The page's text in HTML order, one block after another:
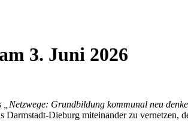
3. Juni 2026
„Netzwege: Grundbildung kommunal neu
Dieburg miteinander zu vernetzen,